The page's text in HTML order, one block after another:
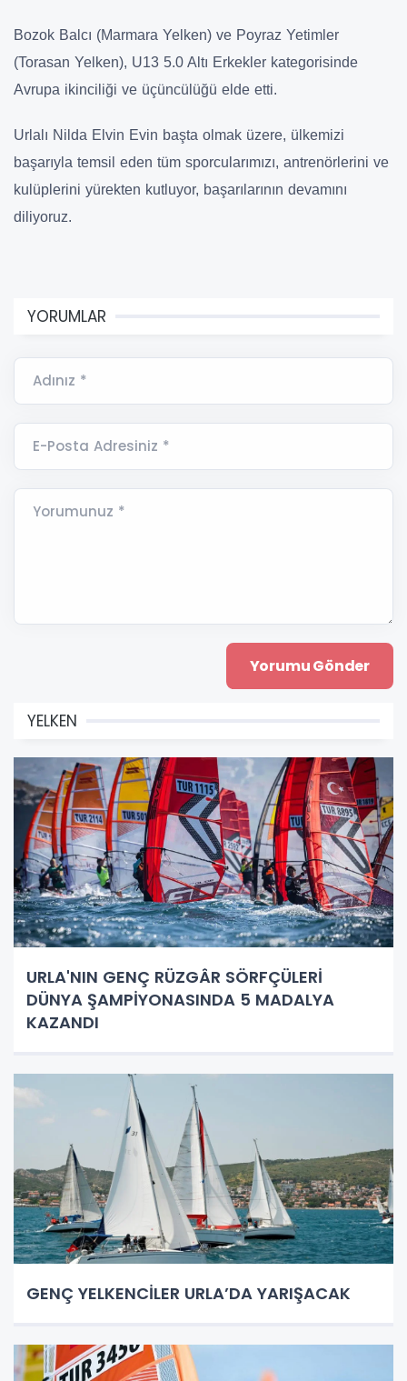
Bozok Balcı (Marmara Yelken) ve Poyraz Yetimler
(Torasan Yelken), U13 5.0 Altı Erkekler kategorisinde
Avrupa ikinciliği ve üçüncülüğü elde etti.
Urlalı Nilda Elvin Evin başta olmak üzere, ülkemizi
başarıyla temsil eden tüm sporcularımızı, antrenörlerini ve
kulüplerini yürekten kutluyor, başarılarının devamını
diliyoruz.
YORUMLAR
Adınız *
E-Posta Adresiniz *
Yorumunuz *
YELKEN
URLA'NIN GENÇ RÜZGÂR SÖRFÇÜLERİ
DÜNYA ŞAMPİYONASINDA 5 MADALYA
KAZANDI
GENÇ YELKENCİLER URLA’DA YARIŞACAK